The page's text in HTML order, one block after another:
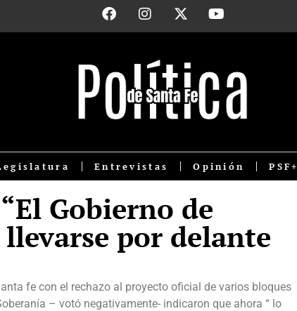
Entrevistas Opinión PSF+
Gobierno de
por delante
fe con el rechazo al proyecto oficial de varios bloques
– votó negativamente- indicaron que ahora “ lo